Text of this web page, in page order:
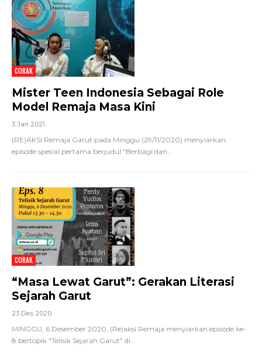
CORAK
Mister Teen Indonesia Sebagai Role
Model Remaja Masa Kini
3 Jan 2021
(RE)AKSI Remaja Garut pada Minggu (29/11/2020) menyiarkan
episode spesial pertama berjudul "Berbagi dan…
CORAK
“Masa Lewat Garut”: Gerakan Literasi
Sejarah Garut
23 Des 2020
MINGGU, 6 Desember 2020, (Re)aksi Remaja menyiarkan episode ke-
8 bertopik "Telisik Sejarah Garut" di…